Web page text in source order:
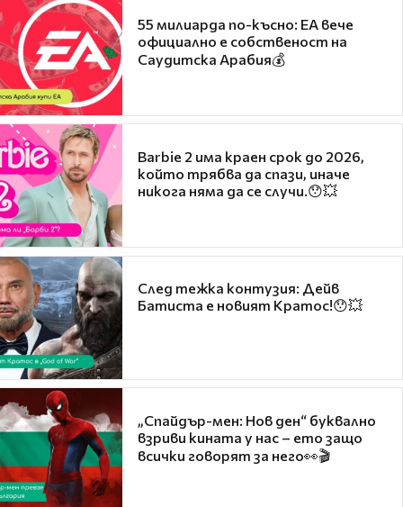
55 милиарда по-късно: EA вече
официално е собственост на
Саудитска Арабия💰
Barbie 2 има краен срок до 2026,
който трябва да спази, иначе
никога няма да се случи.😯💥
След тежка контузия: Дейв
Батиста е новият Кратос!😯💥
„Спайдър-мен: Нов ден“ буквално
взриви кината у нас – ето защо
всички говорят за него👀🎬